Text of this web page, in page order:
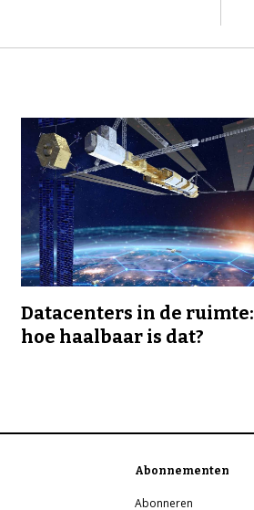
Datacenters in de ruimte:
hoe haalbaar is dat?
Abonnementen
Abonneren